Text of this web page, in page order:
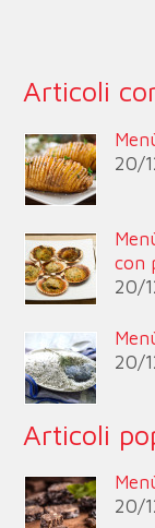
Articoli
20/
con
20/
20/
Articoli
20/